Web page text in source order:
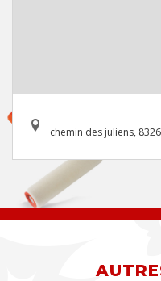
chemin des juliens,